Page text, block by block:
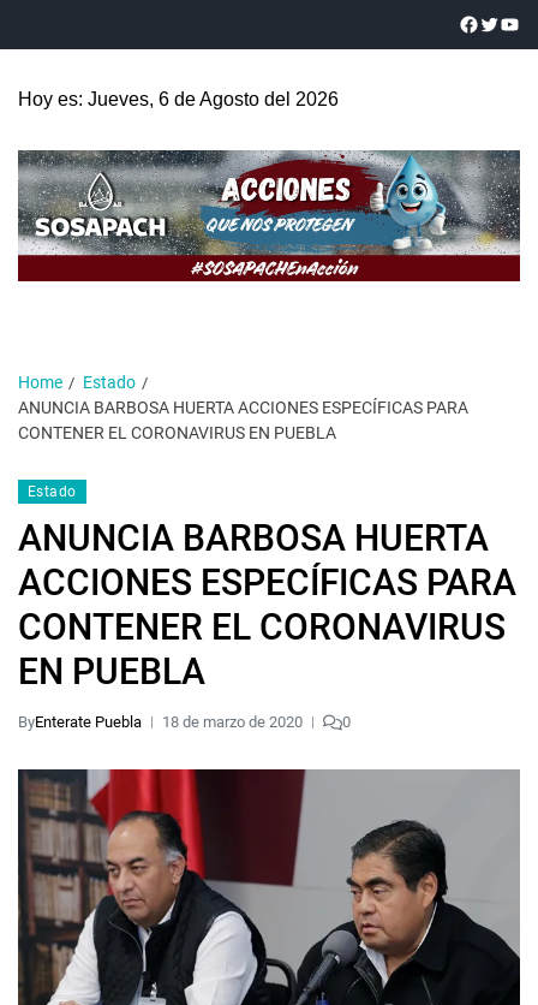
Hoy es: Jueves, 6 de Agosto del 2026
Home
Estado
ANUNCIA BARBOSA HUERTA ACCIONES ESPECÍFICAS PARA
CONTENER EL CORONAVIRUS EN PUEBLA
Estado
ANUNCIA BARBOSA HUERTA
ACCIONES ESPECÍFICAS PARA
CONTENER EL CORONAVIRUS
EN PUEBLA
ByEnterate Puebla 18 de marzo de 2020 0